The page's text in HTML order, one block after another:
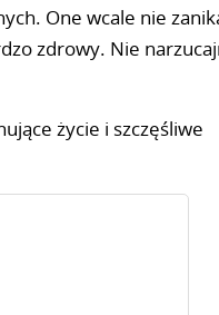
One wcale nie
zdrowy. Nie
życie i szczęśliwe